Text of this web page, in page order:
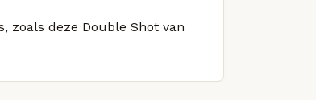
zoals deze Double Shot van